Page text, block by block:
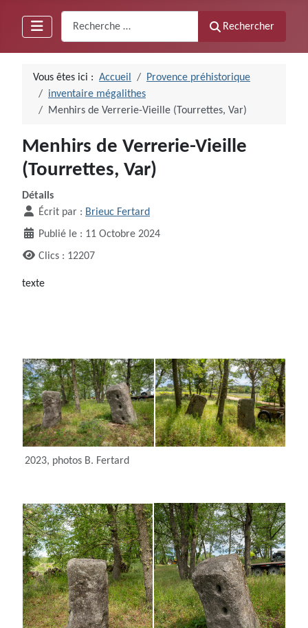
Rechercher
Vous êtes ici : Accueil
Provence préhistorique
inventaire mégalithes
Menhirs de Verrerie-Vieille (Tourrettes, Var)
Menhirs de Verrerie-Vieille
(Tourrettes, Var)
Détails
Écrit par : Brieuc Fertard
Publié le : 11 Octobre 2024
Clics : 12207
texte
2023, photos B. Fertard